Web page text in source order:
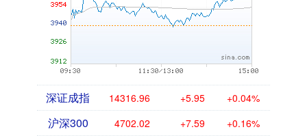
深证成指 14316.96 +5.95 +0.04%
沪深300 4702.02 +7.59 +0.16%